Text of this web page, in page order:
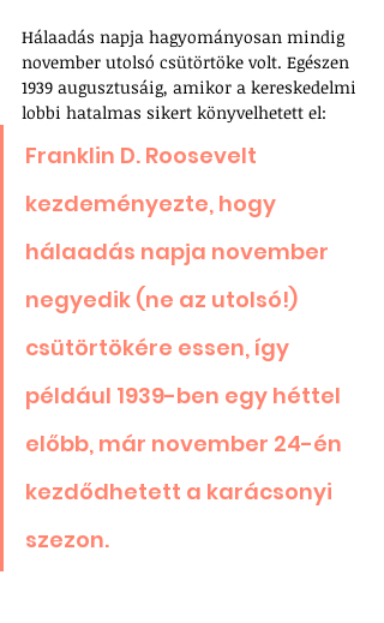
Hálaadás napja hagyományosan mindig
november utolsó csütörtöke volt. Egészen
1939 augusztusáig, amikor a kereskedelmi
lobbi hatalmas sikert könyvelhetett el:
Franklin D. Roosevelt
kezdeményezte, hogy
hálaadás napja november
negyedik (ne az utolsó!)
csütörtökére essen, így
például 1939-ben egy héttel
előbb, már november 24-én
kezdődhetett a karácsonyi
szezon.